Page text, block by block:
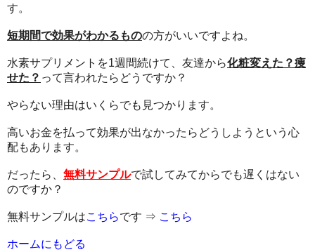
す。
短期間で効果がわかるものの方がいいですよね。
水素サプリメントを1週間続けて、友達から化粧変えた？痩
せた？ って言われたらどうですか？
やらない理由はいくらでも見つかります。
高いお金を払って効果が出なかったらどうしようという心
配もあります。
だったら、 無料サンプルで試してみてからでも遅くはない
のですか？
無料サンプルはこちらです ⇒ こちら
ホームにもどる